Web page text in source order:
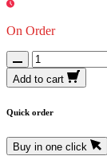
On Order
Add to cart
Quick order
Buy in one click